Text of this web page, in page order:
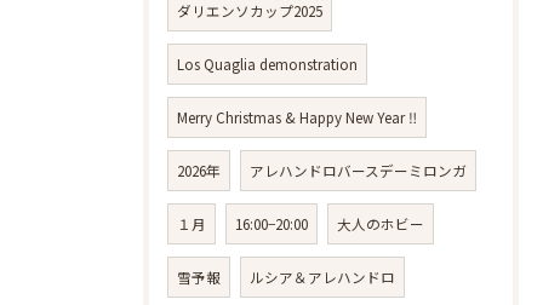
ダリエンソカップ2025
Los Quaglia demonstration
Merry Christmas & Happy New Year ‼️
2026年 アレハンドロバースデーミロンガ
１月 16:00−20:00 大人のホビー
雪予報 ルシア＆アレハンドロ